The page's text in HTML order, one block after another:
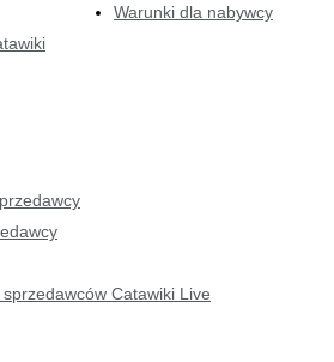
Warunki dla nabywcy
sprzedawców Catawiki Live